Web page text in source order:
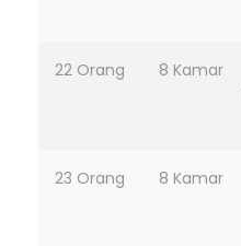
22 Orang 8 Kamar
23 Orang 8 Kamar